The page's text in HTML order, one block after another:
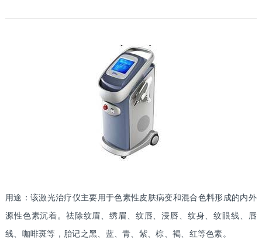
用途：该激光治疗仪主要用于色素性皮肤病变和混合色料形成的内外
源性色素沉着。祛除纹眉、绣眉、纹唇、浸唇、纹身、纹眼线、唇
线、咖啡斑等，胎记之黑、蓝、青、紫、棕、褐、红等色素。